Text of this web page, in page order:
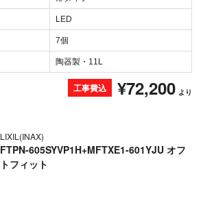
LED
7個
陶器製・11L
工事費込 ¥72,200 より
LIXIL(INAX)
FTPN-605SYVP1H+MFTXE1-601YJU オフ
トフィット